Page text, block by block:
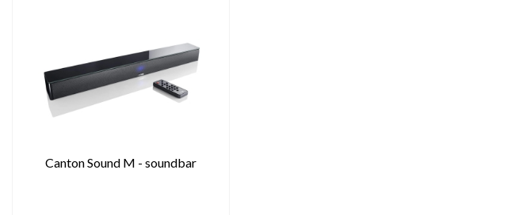
Canton Sound M - soundbar